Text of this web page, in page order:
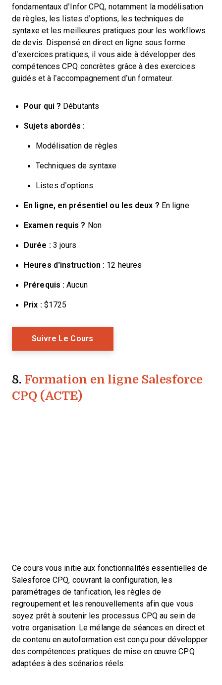
fondamentaux d’Infor CPQ, notamment la modélisation
de règles, les listes d’options, les techniques de
syntaxe et les meilleures pratiques pour les workflows
de devis. Dispensé en direct en ligne sous forme
d’exercices pratiques, il vous aide à développer des
compétences CPQ concrètes grâce à des exercices
guidés et à l’accompagnement d’un formateur.
Pour qui ? Débutants
Sujets abordés :
Modélisation de règles
Techniques de syntaxe
Listes d’options
En ligne, en présentiel ou les deux ? En ligne
Examen requis ? Non
Durée : 3 jours
Heures d’instruction : 12 heures
Prérequis : Aucun
Prix : $1725
Suivre Le Cours
8. Formation en ligne Salesforce
CPQ (ACTE)
Ce cours vous initie aux fonctionnalités essentielles de
Salesforce CPQ, couvrant la configuration, les
paramétrages de tarification, les règles de
regroupement et les renouvellements afin que vous
soyez prêt à soutenir les processus CPQ au sein de
votre organisation. Le mélange de séances en direct et
de contenu en autoformation est conçu pour développer
des compétences pratiques de mise en œuvre CPQ
adaptées à des scénarios réels.